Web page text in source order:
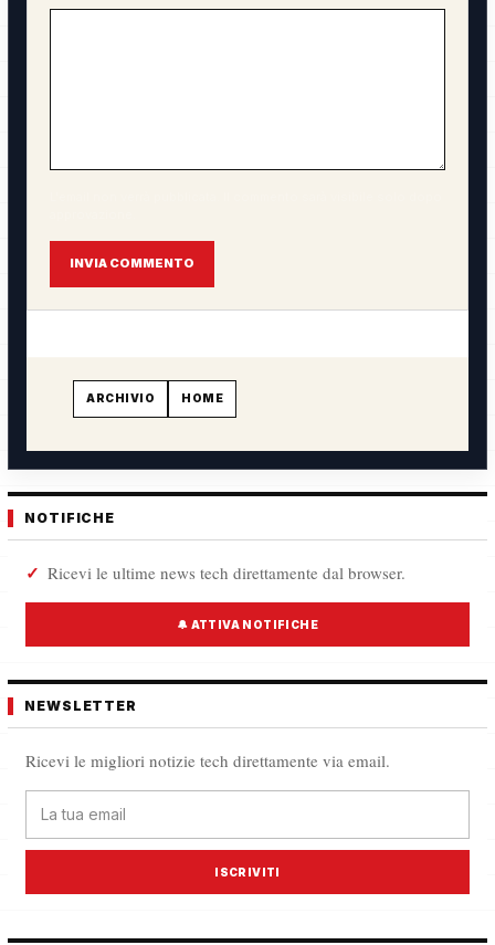
INVIA COMMENTO
ARCHIVIO HOME
NOTIFICHE
Ricevi le ultime news tech direttamente dal browser.
🔔 ATTIVA NOTIFICHE
NEWSLETTER
Ricevi le migliori notizie tech direttamente via email.
ISCRIVITI